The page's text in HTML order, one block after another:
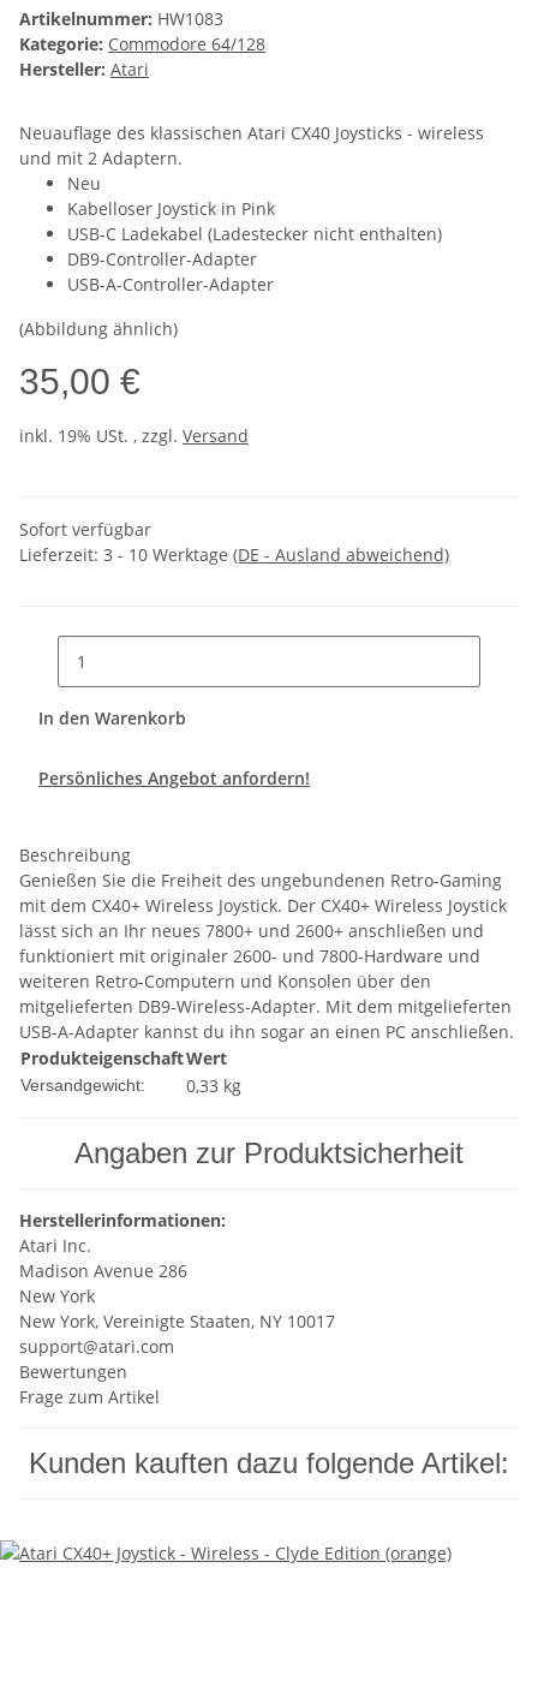
Artikelnummer: HW1083
Kategorie: Commodore 64/128
Hersteller: Atari
Neuauflage des klassischen Atari CX40 Joysticks - wireless
und mit 2 Adaptern.
Neu
Kabelloser Joystick in Pink
USB-C Ladekabel (Ladestecker nicht enthalten)
DB9-Controller-Adapter
USB-A-Controller-Adapter
(Abbildung ähnlich)
35,00 €
inkl. 19% USt. , zzgl. Versand
Sofort verfügbar
Lieferzeit: 3 - 10 Werktage (DE - Ausland abweichend)
In den Warenkorb
Persönliches Angebot anfordern!
Beschreibung
Genießen Sie die Freiheit des ungebundenen Retro-Gaming
mit dem CX40+ Wireless Joystick. Der CX40+ Wireless Joystick
lässt sich an Ihr neues 7800+ und 2600+ anschließen und
funktioniert mit originaler 2600- und 7800-Hardware und
weiteren Retro-Computern und Konsolen über den
mitgelieferten DB9-Wireless-Adapter. Mit dem mitgelieferten
USB-A-Adapter kannst du ihn sogar an einen PC anschließen.
ProdukteigenschaftWert
Versandgewicht: 0,33 kg
Angaben zur Produktsicherheit
Herstellerinformationen:
Atari Inc.
Madison Avenue 286
New York
New York, Vereinigte Staaten, NY 10017
support@atari.com
Bewertungen
Frage zum Artikel
Kunden kauften dazu folgende Artikel: